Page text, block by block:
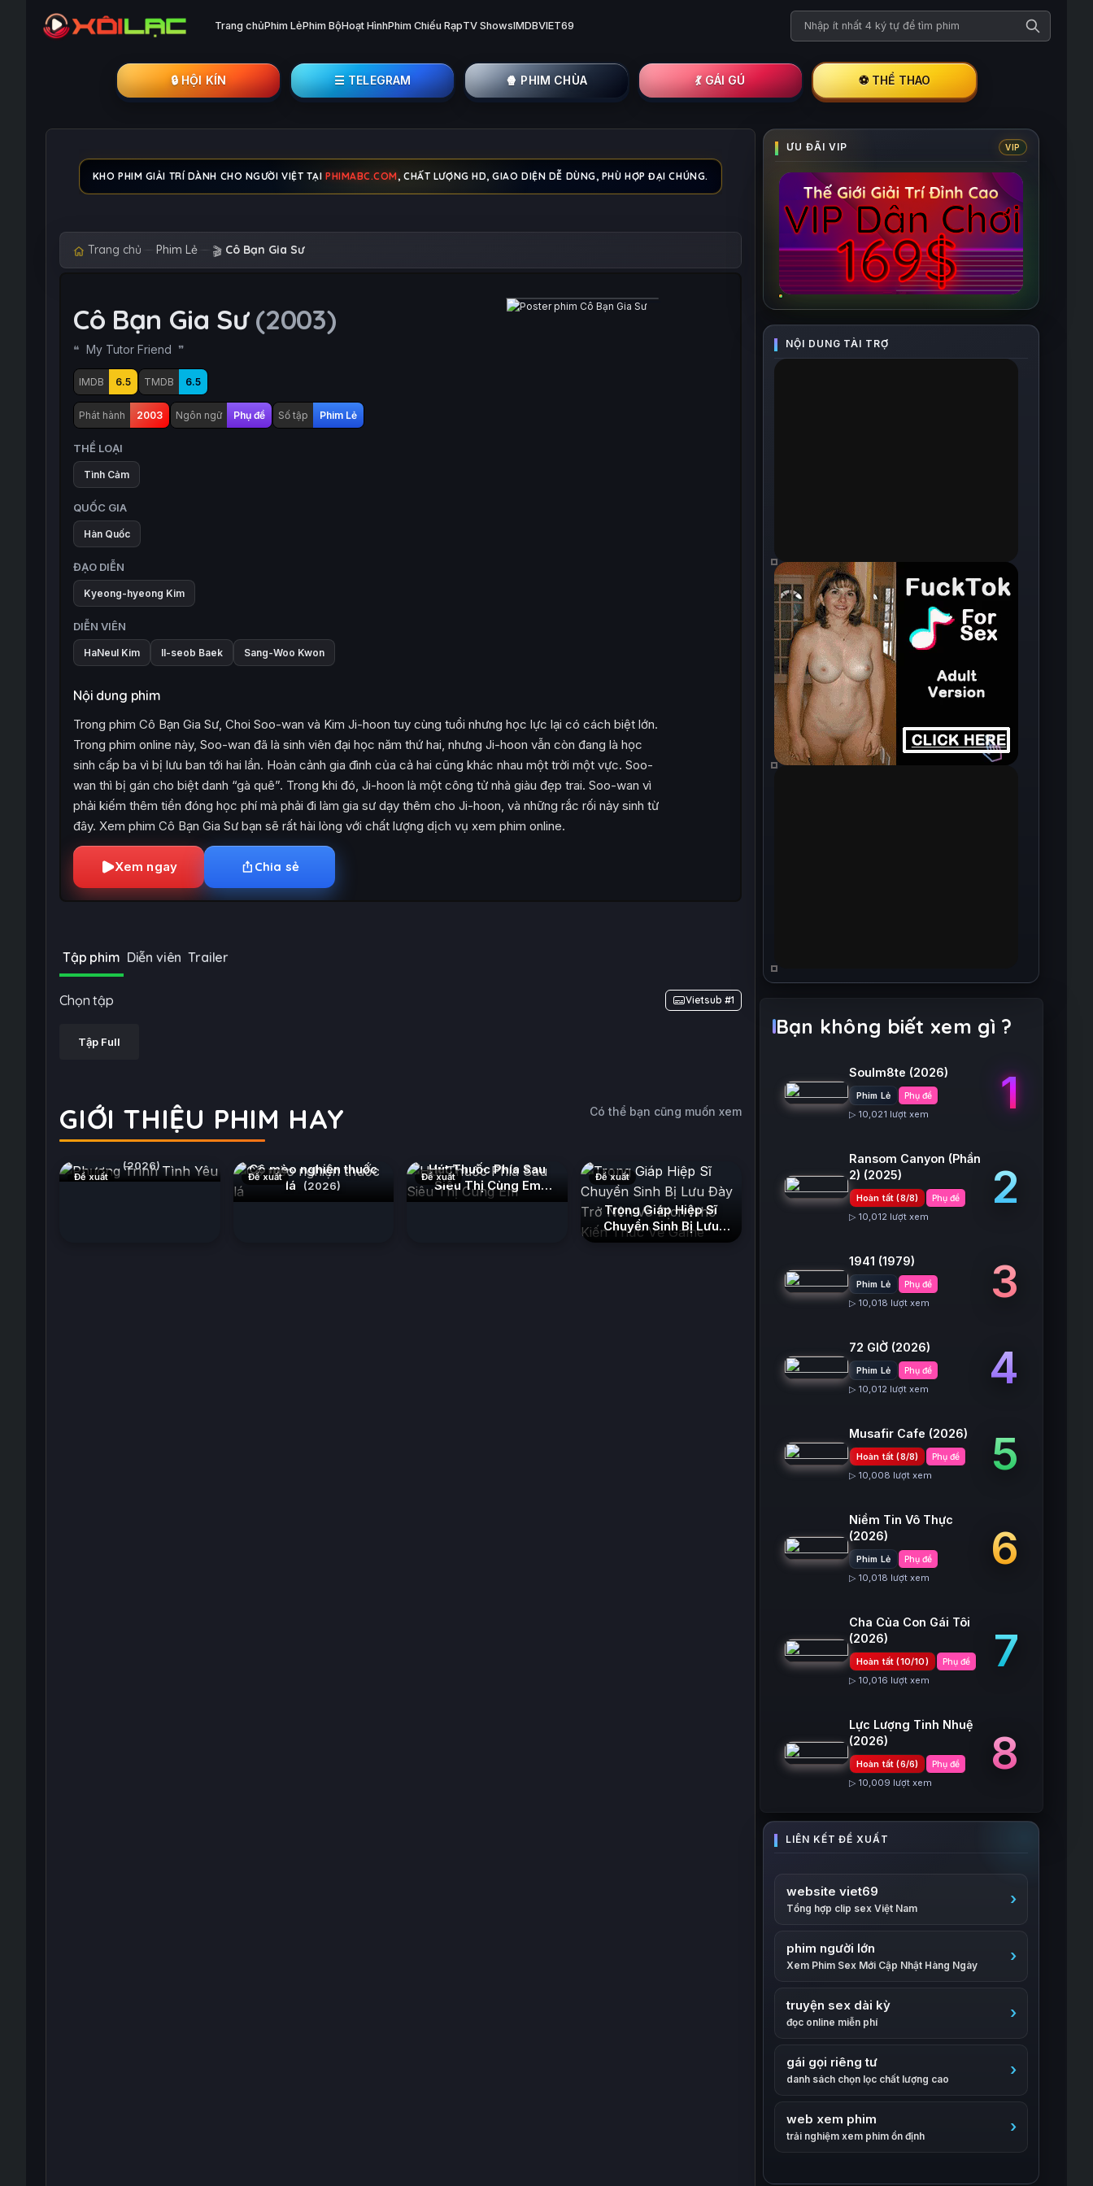
Trang chủPhim LẻPhim BộHoạt HìnhPhim Chiếu RạpTV ShowsIMDBVIET69 Tìm kiếm phim
🔒︎ HỘI KÍN ☰ TELEGRAM 🍿 PHIM CHÙA 💃 GÁI GÚ ⚽ THỂ THAO
KHO PHIM GIẢI TRÍ DÀNH CHO NGƯỜI VIỆT TẠI PHIMABC.COM, CHẤT LƯỢNG HD, GIAO DIỆN DỄ DÙNG, PHÙ HỢP ĐẠI CHÚNG.
Trang chủ Phim Lẻ 🎬 Cô Bạn Gia Sư
Cô Bạn Gia Sư(2003)
My Tutor Friend
IMDB 6.5 TMDB 6.5
Phát hành 2003 Ngôn ngữ Phụ đề Số tập Phim Lẻ
THỂ LOẠI
Tình Cảm
QUỐC GIA
Hàn Quốc
ĐẠO DIỄN
Kyeong-hyeong Kim
DIỄN VIÊN
HaNeul Kim Il-seob Baek Sang-Woo Kwon
Nội dung phim
Trong phim Cô Bạn Gia Sư, Choi Soo-wan và Kim Ji-hoon tuy cùng tuổi nhưng học lực lại có cách biệt lớn.
Trong phim online này, Soo-wan đã là sinh viên đại học năm thứ hai, nhưng Ji-hoon vẫn còn đang là học
sinh cấp ba vì bị lưu ban tới hai lần. Hoàn cảnh gia đình của cả hai cũng khác nhau một trời một vực. Soo-
wan thì bị gán cho biệt danh “gà quê”. Trong khi đó, Ji-hoon là một công tử nhà giàu đẹp trai. Soo-wan vì
phải kiếm thêm tiền đóng học phí mà phải đi làm gia sư dạy thêm cho Ji-hoon, và những rắc rối nảy sinh từ
đây. Xem phim Cô Bạn Gia Sư bạn sẽ rất hài lòng với chất lượng dịch vụ xem phim online.
Xem ngay Chia sẻ
Tập phim Diễn viên Trailer
Chọn tập Vietsub #1
Tập Full
GIỚI THIỆU PHIM HAY Có thể bạn cũng muốn xem
Đề xuất
(2026)
Đề xuất
Cô mèo nghiện thuốc
lá
(2026)
Đề xuất
Hút Thuốc Phía Sau
Siêu Thị Cùng Em
(2026)
Đề xuất
Trọng Giáp Hiệp Sĩ
Chuyển Sinh Bị Lưu
Đày Trở Nên Vô Địch
Bạn không biết xem gì ?
Soulm8te (2026)
Phim Lẻ Phụ đề
▷ 10,021 lượt xem 1
Ransom Canyon (Phần
2) (2025)
Hoàn tất (8/8) Phụ đề
▷ 10,012 lượt xem
2
1941 (1979)
Phim Lẻ Phụ đề
▷ 10,018 lượt xem 3
72 GIỜ (2026)
Phim Lẻ Phụ đề
▷ 10,012 lượt xem 4
Musafir Cafe (2026)
Hoàn tất (8/8) Phụ đề
▷ 10,008 lượt xem 5
Niềm Tin Vô Thực
(2026)
Phim Lẻ Phụ đề
▷ 10,018 lượt xem
6
Cha Của Con Gái Tôi
(2026)
Hoàn tất (10/10) Phụ đề
▷ 10,016 lượt xem
7
Lực Lượng Tinh Nhuệ
(2026)
Hoàn tất (6/6) Phụ đề
▷ 10,009 lượt xem
8
website viet69
Tổng hợp clip sex Việt Nam
phim người lớn
Xem Phim Sex Mới Cập Nhật Hàng Ngày
truyện sex dài kỳ
đọc online miễn phí
gái gọi riêng tư
danh sách chọn lọc chất lượng cao
web xem phim
trải nghiệm xem phim ổn định